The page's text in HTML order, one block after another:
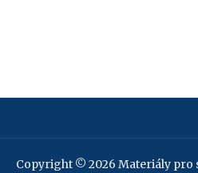
Copyright © 2026 Materiály pro